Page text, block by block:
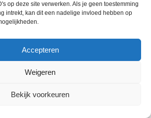
op deze site verwerken. Als je geen toestemming
intrekt, kan dit een nadelige invloed hebben op
Accepteren
Weigeren
Bekijk voorkeuren